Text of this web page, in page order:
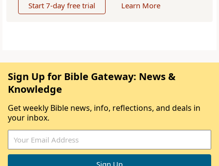
Start 7-day free trial Learn More
Sign Up for Bible Gateway: News &
Knowledge
Get weekly Bible news, info, reflections, and deals in
your inbox.